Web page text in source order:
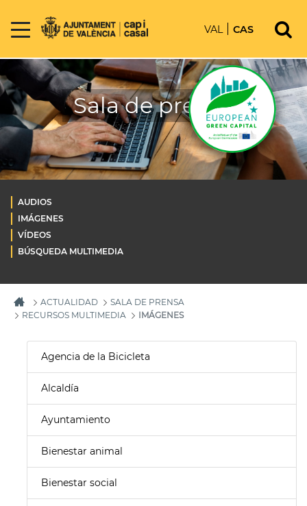
VAL CAS
Sala de prensa
AUDIOS
IMÁGENES
VÍDEOS
BÚSQUEDA MULTIMEDIA
ACTUALIDAD
SALA DE PRENSA
RECURSOS MULTIMEDIA
IMÁGENES
Agencia de la Bicicleta
Alcaldía
Ayuntamiento
Bienestar animal
Bienestar social